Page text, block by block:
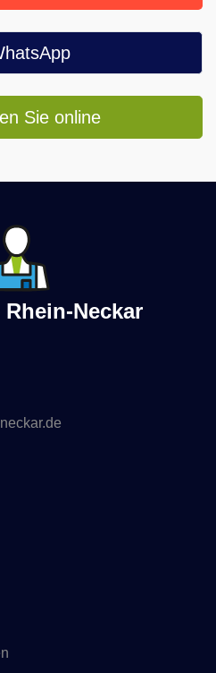
Sie online
Neckar